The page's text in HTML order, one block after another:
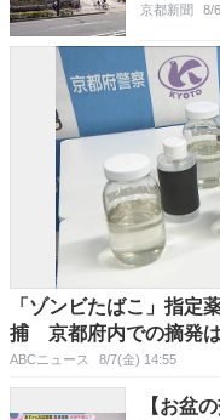
京都新聞 8/
「ゾンビたばこ」指
捕 京都府内での摘発
ABCニュース 8/7(金) 14:55
【お盆